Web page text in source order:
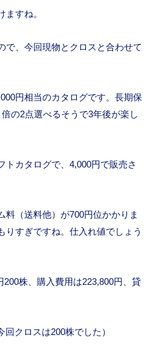
すね。
で、今回現物とクロスと合わせて
円相当のカタログです。長期保
の2点選べるそうで3年後が楽し
トカタログで、4,000円で販売さ
料（送料他）が700円位かかりま
りすぎですね。仕入れ値でしょう
200株、購入費用は223,800円、貸
クロスは200株でした）